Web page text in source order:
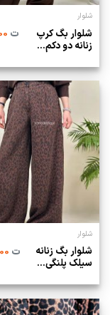
شلوار
شلوار بگ کرپ
زنانه دو دکم...
ت2,990,000
شلوار
شلوار بگ زنانه
سیلک پلنگی...
ت2,850,000